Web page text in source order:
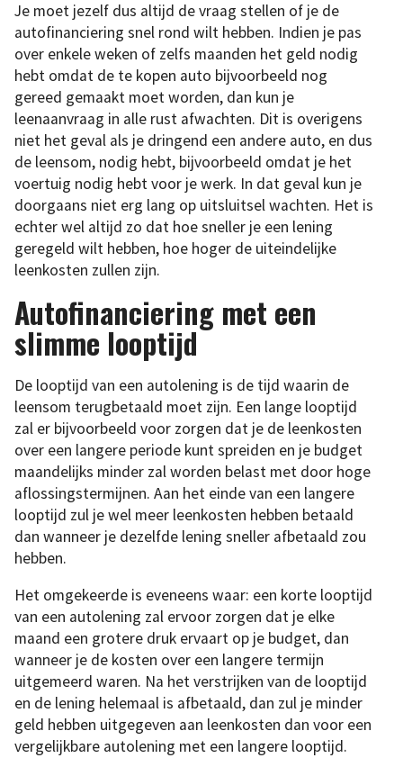
Je moet jezelf dus altijd de vraag stellen of je de
autofinanciering snel rond wilt hebben. Indien je pas
over enkele weken of zelfs maanden het geld nodig
hebt omdat de te kopen auto bijvoorbeeld nog
gereed gemaakt moet worden, dan kun je
leenaanvraag in alle rust afwachten. Dit is overigens
niet het geval als je dringend een andere auto, en dus
de leensom, nodig hebt, bijvoorbeeld omdat je het
voertuig nodig hebt voor je werk. In dat geval kun je
doorgaans niet erg lang op uitsluitsel wachten. Het is
echter wel altijd zo dat hoe sneller je een lening
geregeld wilt hebben, hoe hoger de uiteindelijke
leenkosten zullen zijn.
Autofinanciering met een
slimme looptijd
De looptijd van een autolening is de tijd waarin de
leensom terugbetaald moet zijn. Een lange looptijd
zal er bijvoorbeeld voor zorgen dat je de leenkosten
over een langere periode kunt spreiden en je budget
maandelijks minder zal worden belast met door hoge
aflossingstermijnen. Aan het einde van een langere
looptijd zul je wel meer leenkosten hebben betaald
dan wanneer je dezelfde lening sneller afbetaald zou
hebben.
Het omgekeerde is eveneens waar: een korte looptijd
van een autolening zal ervoor zorgen dat je elke
maand een grotere druk ervaart op je budget, dan
wanneer je de kosten over een langere termijn
uitgemeerd waren. Na het verstrijken van de looptijd
en de lening helemaal is afbetaald, dan zul je minder
geld hebben uitgegeven aan leenkosten dan voor een
vergelijkbare autolening met een langere looptijd.